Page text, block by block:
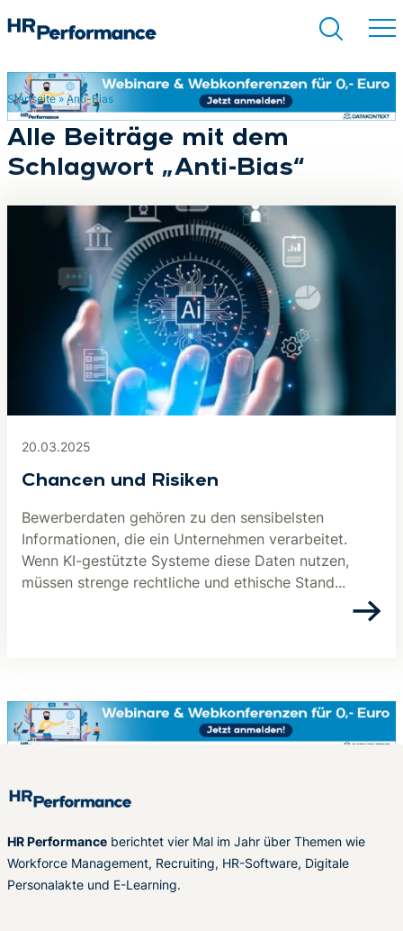
Suchen
Startseite» Anti-Bias
Alle Beiträge mit dem
Schlagwort „Anti-Bias“
20.03.2025
Chancen und Risiken
Bewerberdaten gehören zu den sensibelsten
Informationen, die ein Unternehmen verarbeitet.
Wenn KI-gestützte Systeme diese Daten nutzen,
müssen strenge rechtliche und ethische Stand...
HR Performance berichtet vier Mal im Jahr über Themen wie
Workforce Management, Recruiting, HR-Software, Digitale
Personalakte und E-Learning.